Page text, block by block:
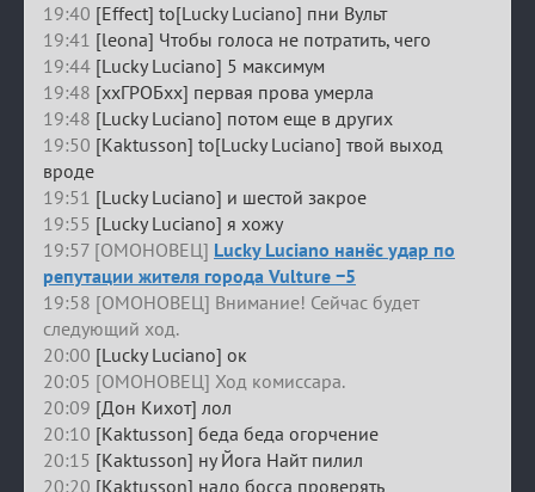
19:40 [Effect] to[Lucky Luciano] пни Вульт
19:41 [leona] Чтобы голоса не потратить, чего
19:44 [Lucky Luciano] 5 максимум
19:48 [ххГРОБхх] первая прова умерла
19:48 [Lucky Luciano] потом еще в других
19:50 [Kaktusson] to[Lucky Luciano] твой выход
вроде
19:51 [Lucky Luciano] и шестой закрое
19:55 [Lucky Luciano] я хожу
19:57 [ОМОНОВЕЦ] Lucky Luciano нанёс удар по
репутации жителя города Vulture −5
19:58 [ОМОНОВЕЦ] Внимание! Сейчас будет
следующий ход.
20:00 [Lucky Luciano] ок
20:05 [ОМОНОВЕЦ] Ход комиссара.
20:09 [Дон Кихот] лол
20:10 [Kaktusson] беда беда огорчение
20:15 [Kaktusson] ну Йога Найт пилил
20:20 [Kaktusson] надо босса проверять